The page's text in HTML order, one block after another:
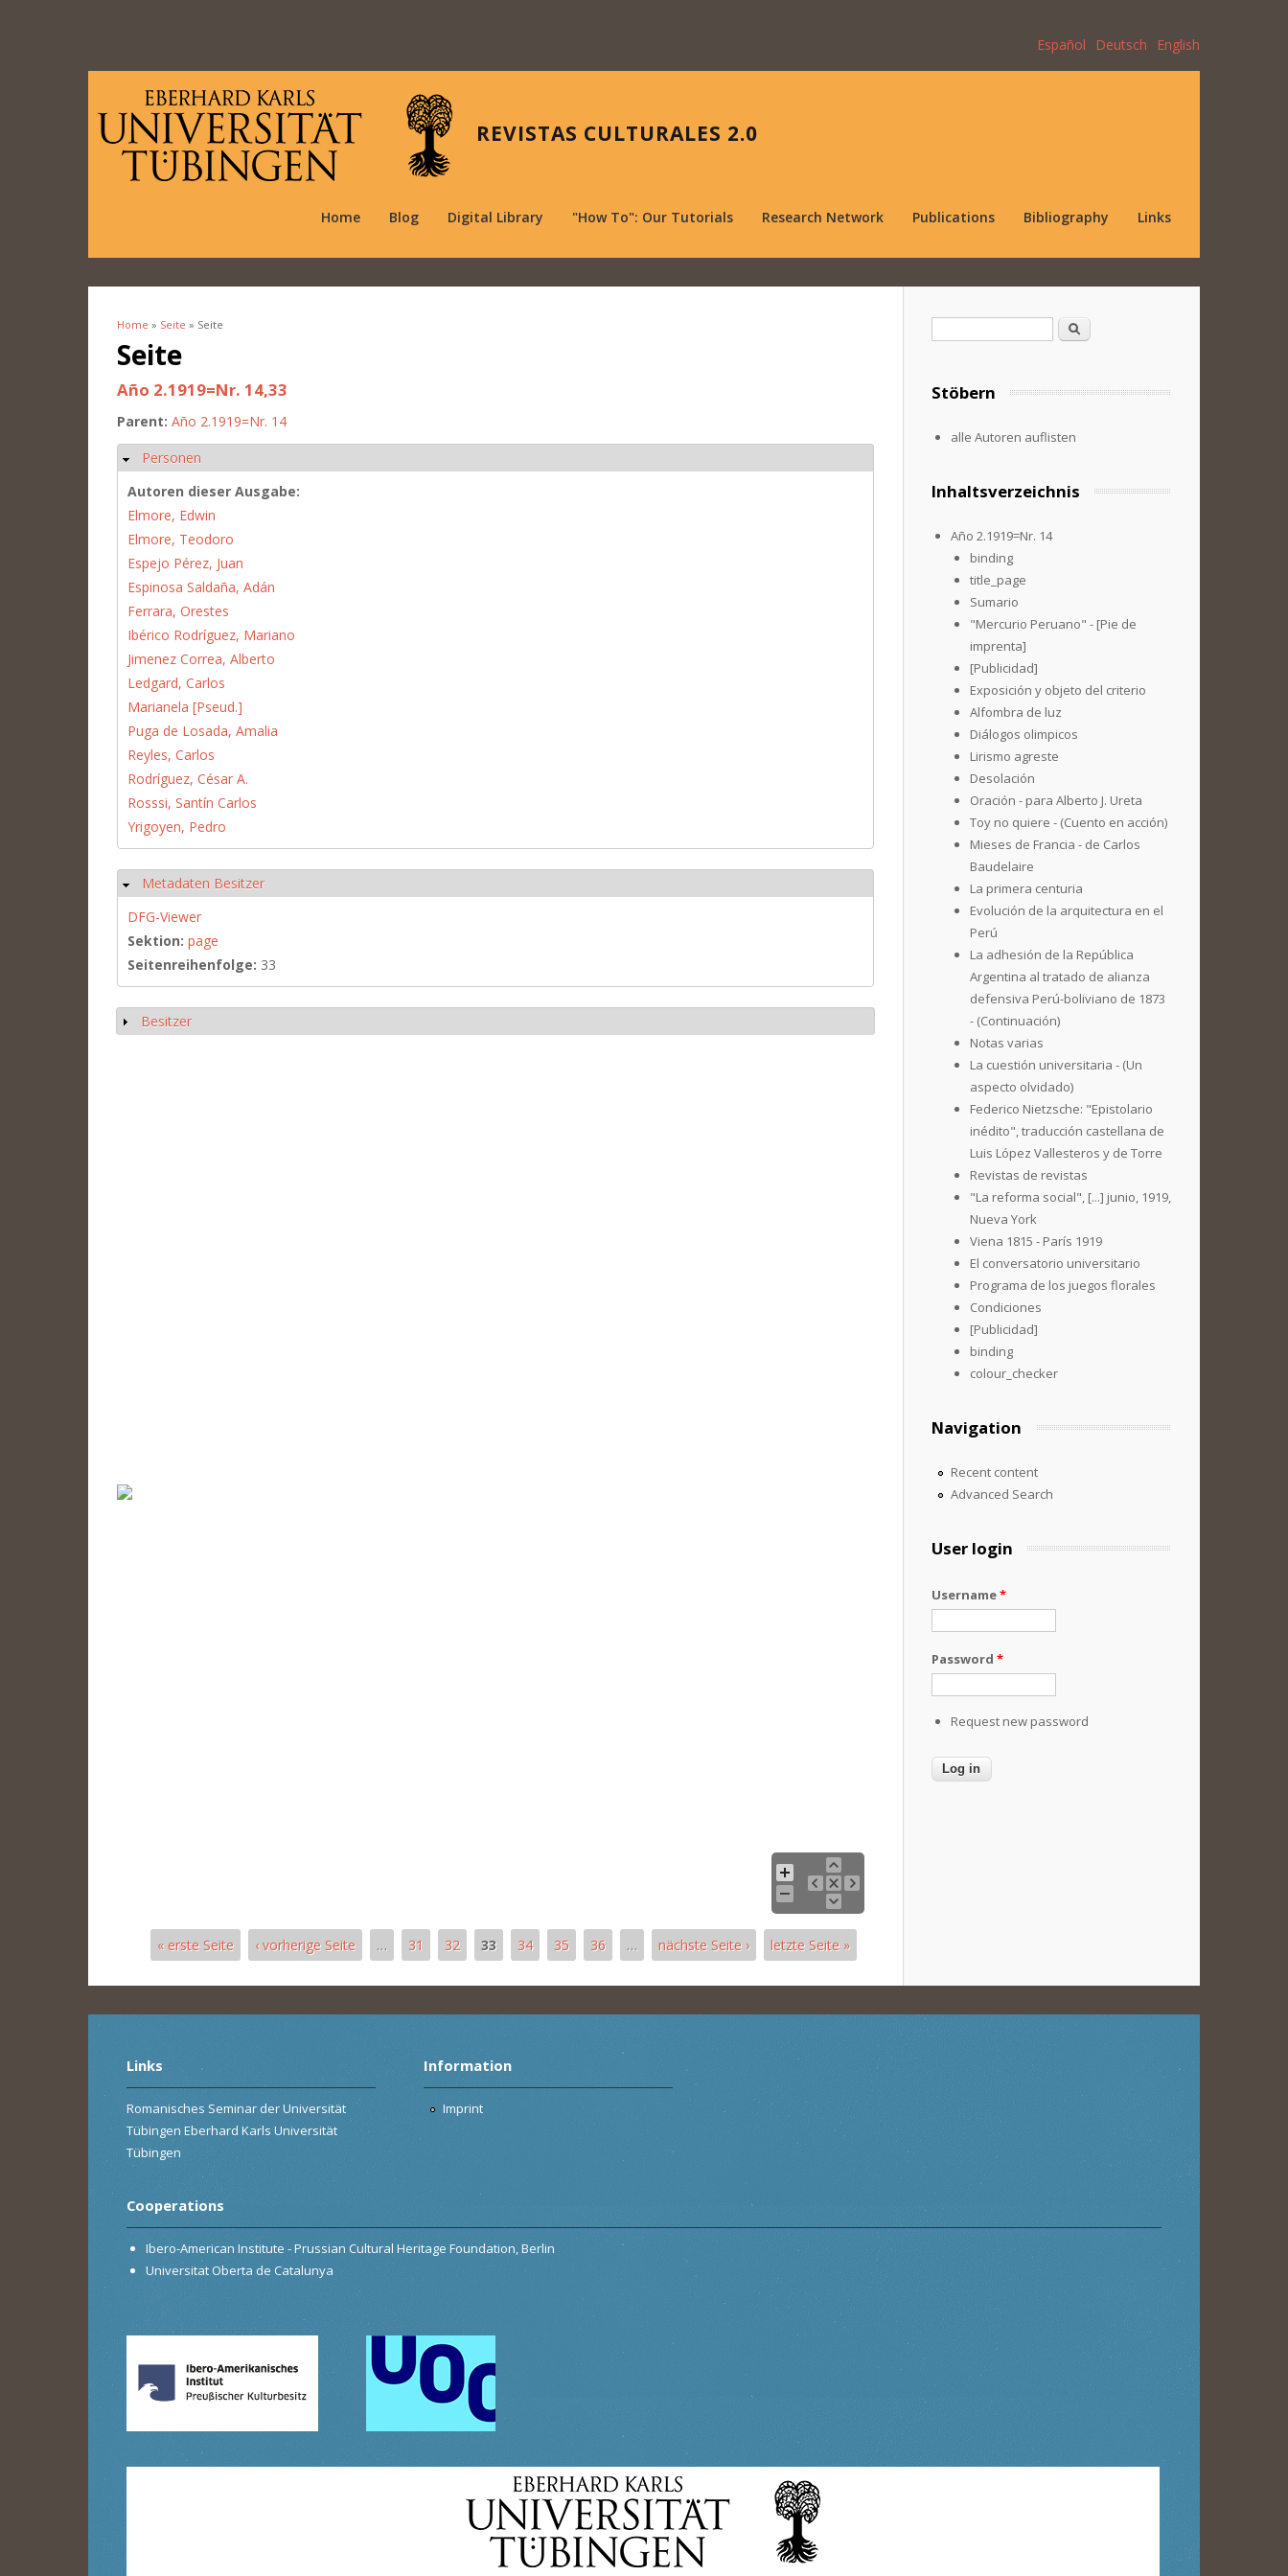
Español Deutsch English
REVISTAS CULTURALES 2.0
Home Blog Digital Library "How To": Our Tutorials Research Network Publications Bibliography Links
You are here
Home » Seite » Seite
Seite
Año 2.1919=Nr. 14,33
Parent: Año 2.1919=Nr. 14
Hide
Personen
Autoren dieser Ausgabe:
Elmore, Edwin
Elmore, Teodoro
Espejo Pérez, Juan
Espinosa Saldaña, Adán
Ferrara, Orestes
Ibérico Rodríguez, Mariano
Jimenez Correa, Alberto
Ledgard, Carlos
Marianela [Pseud.]
Puga de Losada, Amalia
Reyles, Carlos
Rodríguez, César A.
Rosssi, Santín Carlos
Yrigoyen, Pedro
Hide
Metadaten Besitzer
DFG-Viewer
Sektion: page
Seitenreihenfolge: 33
Show
Besitzer
« erste Seite ‹ vorherige Seite … 31 32 33 34 35 36 … nächste Seite › letzte Seite »
Search
Stöbern
alle Autoren auflisten
Inhaltsverzeichnis
Año 2.1919=Nr. 14
binding
title_page
Sumario
"Mercurio Peruano" - [Pie de
imprenta]
[Publicidad]
Exposición y objeto del criterio
Alfombra de luz
Diálogos olimpicos
Lirismo agreste
Desolación
Oración - para Alberto J. Ureta
Toy no quiere - (Cuento en acción)
Mieses de Francia - de Carlos
Baudelaire
La primera centuria
Evolución de la arquitectura en el
Perú
La adhesión de la República
Argentina al tratado de alianza
defensiva Perú-boliviano de 1873
- (Continuación)
Notas varias
La cuestión universitaria - (Un
aspecto olvidado)
Federico Nietzsche: "Epistolario
inédito", traducción castellana de
Luis López Vallesteros y de Torre
Revistas de revistas
"La reforma social", [...] junio, 1919,
Nueva York
Viena 1815 - París 1919
El conversatorio universitario
Programa de los juegos florales
Condiciones
[Publicidad]
binding
colour_checker
Navigation
Recent content
Advanced Search
User login
Username*
Password *
Request new password
Links
Romanisches Seminar der Universität
Tübingen Eberhard Karls Universität
Tübingen
Information
Imprint
Cooperations
Ibero-American Institute - Prussian Cultural Heritage Foundation, Berlin
Universitat Oberta de Catalunya